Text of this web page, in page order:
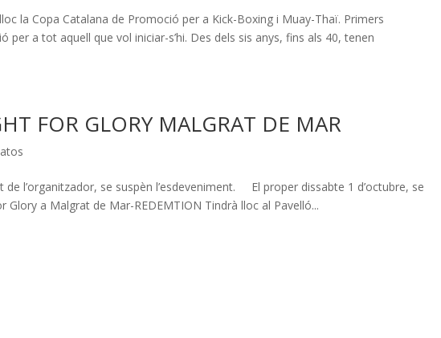
la Copa Catalana de Promoció per a Kick-Boxing i Muay-Thaï. Primers
a tot aquell que vol iniciar-s’hi. Des dels sis anys, fins als 40, tenen
FOR GLORY MALGRAT DE MAR
l’organitzador, se suspèn l’esdeveniment. El proper dissabte 1 d’octubre, se
Glory a Malgrat de Mar-REDEMTION Tindrà lloc al Pavelló...